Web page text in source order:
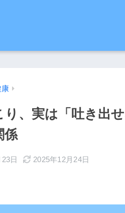
康
り、実は「吐き出
係
日 2025年12月24日